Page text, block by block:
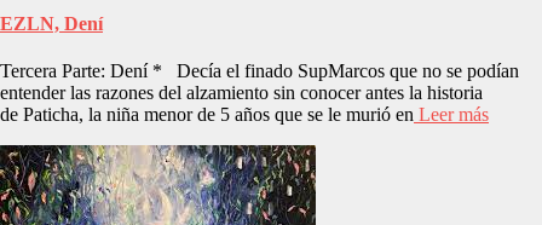
EZLN, Dení
Tercera Parte: Dení * Decía el finado SupMarcos que no se podían
entender las razones del alzamiento sin conocer antes la historia
de Paticha, la niña menor de 5 años que se le murió en Leer más